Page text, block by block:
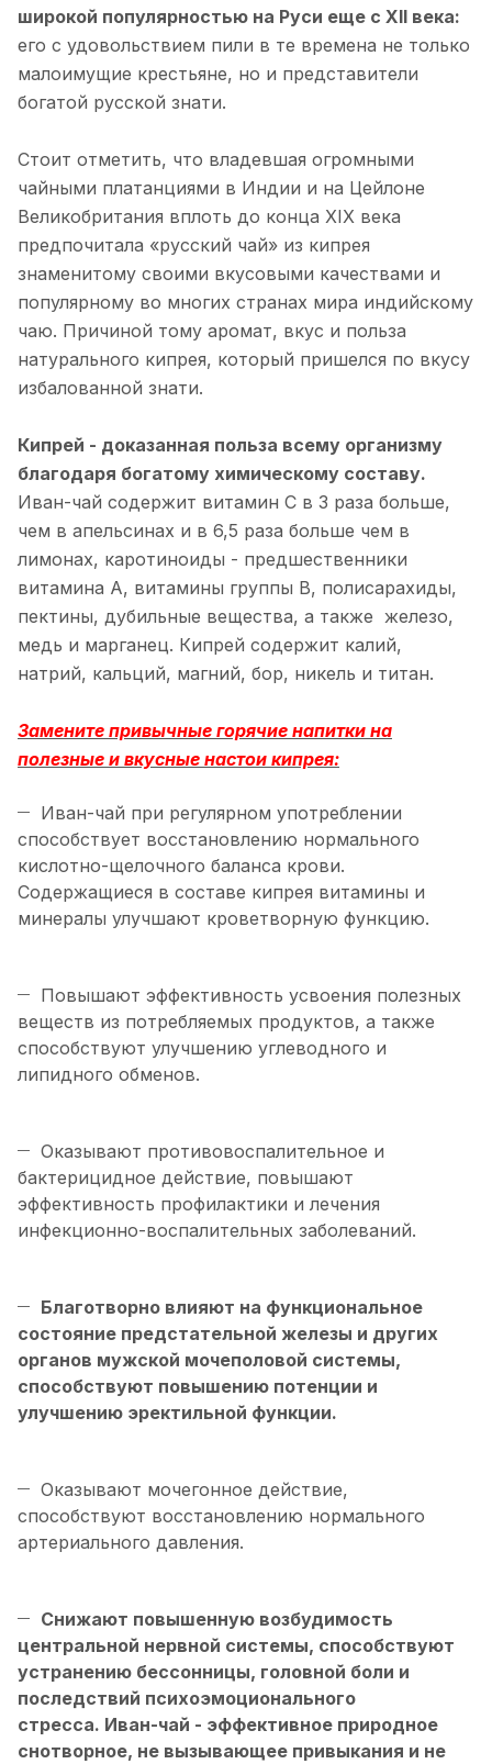
широкой популярностью на Руси еще с XII века:
его с удовольствием пили в те времена не только
малоимущие крестьяне, но и представители
богатой русской знати.
Стоит отметить, что владевшая огромными
чайными платанциями в Индии и на Цейлоне
Великобритания вплоть до конца XIX века
предпочитала «русский чай» из кипрея
знаменитому своими вкусовыми качествами и
популярному во многих странах мира индийскому
чаю. Причиной тому аромат, вкус и польза
натурального кипрея, который пришелся по вкусу
избалованной знати.
Кипрей - доказанная польза всему организму
благодаря богатому химическому составу.
Иван-чай содержит витамин С в 3 раза больше,
чем в апельсинах и в 6,5 раза больше чем в
лимонах, каротиноиды - предшественники
витамина А, витамины группы B, полисарахиды,
пектины, дубильные вещества, а также железо,
медь и марганец. Кипрей содержит калий,
натрий, кальций, магний, бор, никель и титан.
Замените привычные горячие напитки на
полезные и вкусные настои кипрея:
Иван-чай при регулярном употреблении
способствует восстановлению нормального
кислотно-щелочного баланса крови.
Содержащиеся в составе кипрея витамины и
минералы улучшают кроветворную функцию.
Повышают эффективность усвоения полезных
веществ из потребляемых продуктов, а также
способствуют улучшению углеводного и
липидного обменов.
Оказывают противовоспалительное и
бактерицидное действие, повышают
эффективность профилактики и лечения
инфекционно-воспалительных заболеваний.
Благотворно влияют на функциональное
состояние предстательной железы и других
органов мужской мочеполовой системы,
способствуют повышению потенции и
улучшению эректильной функции.
Оказывают мочегонное действие,
способствуют восстановлению нормального
артериального давления.
Снижают повышенную возбудимость
центральной нервной системы, способствуют
устранению бессонницы, головной боли и
последствий психоэмоционального
стресса. Иван-чай - эффективное природное
снотворное, не вызывающее привыкания и не